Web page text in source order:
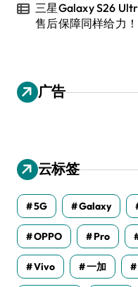
三星Galaxy S26
售后保障同样给力！
广告
云标签
5G Galaxy
OPPO Pro
Vivo 一加